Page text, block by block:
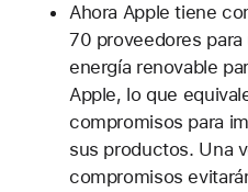
Ahora Apple tiene
70 proveedores
energía renovable
Apple, lo que
compromisos para
sus productos. Una
compromisos